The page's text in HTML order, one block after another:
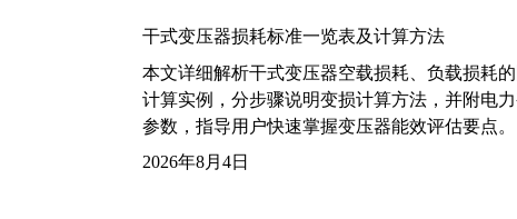
干式变压器损耗标准一览表及计算方法
本文详细解析干式变压器空载损耗、负载损耗
计算实例，分步骤说明变损计算方法，并附电
参数，指导用户快速掌握变压器能效评估要点。
2026年8月4日